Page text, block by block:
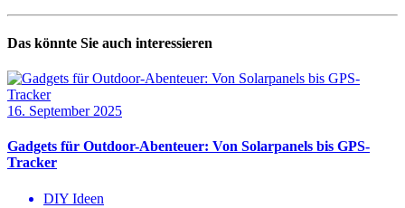
Das könnte Sie auch interessieren
16. September 2025
Gadgets für Outdoor-Abenteuer: Von Solarpanels bis GPS-
Tracker
DIY Ideen